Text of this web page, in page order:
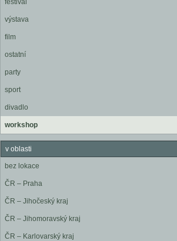
festival
výstava
film
ostatní
party
sport
divadlo
workshop
v oblasti
bez lokace
ČR – Praha
ČR – Jihočeský kraj
ČR – Jihomoravský kraj
ČR – Karlovarský kraj